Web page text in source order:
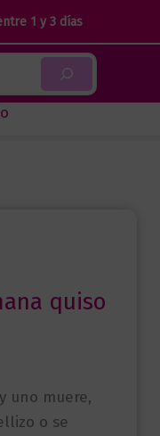
1 y 3 días
quiso
uno muere,
o se